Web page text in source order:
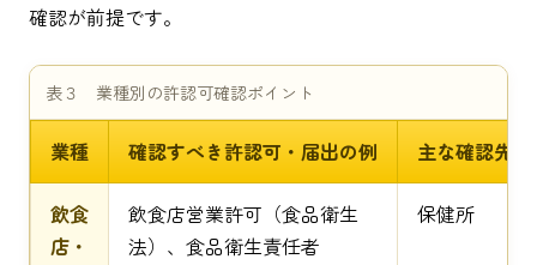
確認が前提です。
表３ 業種別の許認可確認ポイント
業種 確認すべき許認可・届出の例 主な確認先
飲食
店・
飲食店営業許可（食品衛生
法）、食品衛生責任者
保健所